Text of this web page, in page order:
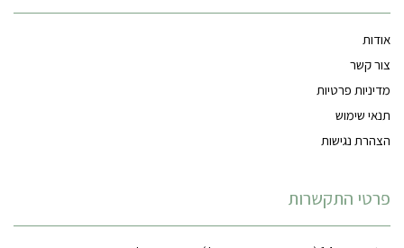
אודות
צור קשר
מדיניות פרטיות
תנאי שימוש
הצהרת נגישות
פרטי התקשרות